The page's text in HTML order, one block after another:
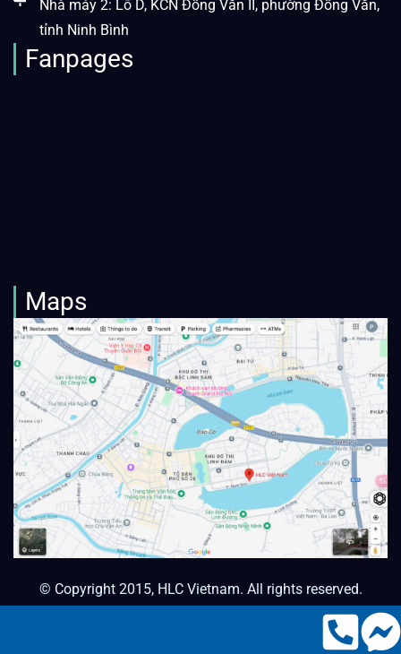
Nhà máy 2: Lô D, KCN Đồng Văn II, phường Đồng Văn,
tỉnh Ninh Bình
Fanpages
Maps
© Copyright 2015, HLC Vietnam. All rights reserved.